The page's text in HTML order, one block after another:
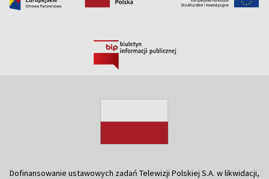
Dofinansowanie ustawowych zadań Telewizji Polskiej S.A. w likwidacji,